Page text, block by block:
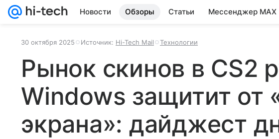
Новости Обзоры Статьи Мессенджер MAX
30 октября 2025 Источник: Hi-Tech Mail Технологии
Рынок скинов в CS2
Windows защитит от
экрана»: дайджест